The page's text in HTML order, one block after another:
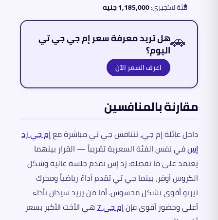
فئة لاكجيري:1,185,000 جنيه
🚗هل تريد معرفة سعر إم جي جي تي
اليوم؟
اعرف السعر الآن
مقارنة بالمنافسين
داخل عائلة إم جي، تتنافس جي تي مباشرة معإم جي زد
إسفي نفس الفئة السعرية تقريباً — القرار بينهما
يعتمد على ما تفضله: زد إس تقدم جلسة عالية وشكل
الكروس أوفر، بينما جي تي تقدم أداءً رياضياً ومحرك
تيربو أقوى بشكل محسوس. أما من يريد سيدان بأداء
أعلى وحضور أقوى فإنإم جي 7 هي الأخت الأكبر بسعر